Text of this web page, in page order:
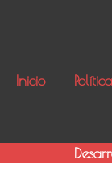
Inicio Política